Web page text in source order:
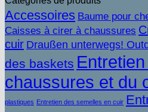
Accessoires Baume pour
Caisses à cirer à chaussures
cuir Draußen unterwegs!
des baskets
chaussures et du
plastiques Entretien des semelles en cuir